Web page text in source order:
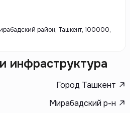
для жизни и работы.
район, Ташкент, 100000,
инфраструктура
Город Ташкент
Мирабадский р-н